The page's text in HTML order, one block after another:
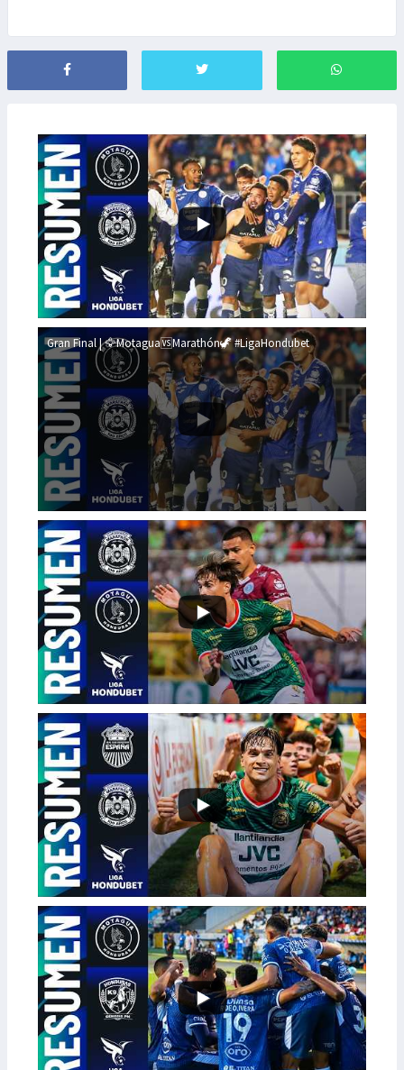
Gran Final | 🦅Motagua🆚Marathón🦖 #LigaHondubet